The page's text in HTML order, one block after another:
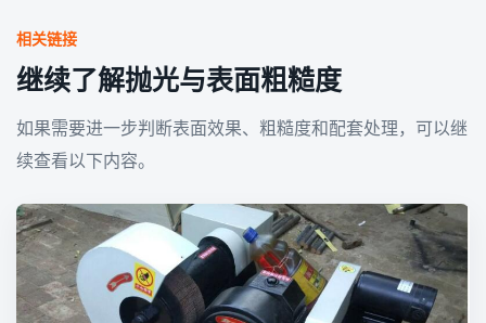
相关链接
继续了解抛光与表面粗糙度
如果需要进一步判断表面效果、粗糙度和配套处理，可以继
续查看以下内容。